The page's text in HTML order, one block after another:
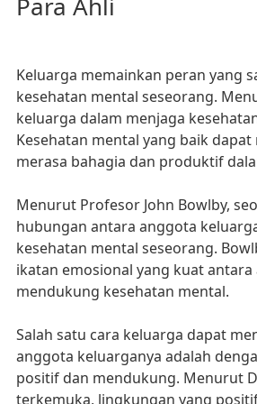
Keluarga memainkan peran yang
kesehatan mental seseorang.
keluarga dalam menjaga
Kesehatan mental yang baik
merasa bahagia dan produktif
Menurut Profesor John Bowlby,
hubungan antara anggota
kesehatan mental seseorang.
ikatan emosional yang kuat
mendukung kesehatan mental.
Salah satu cara keluarga dapat
anggota keluarganya adalah
positif dan mendukung. Menurut
terkemuka, lingkungan yang